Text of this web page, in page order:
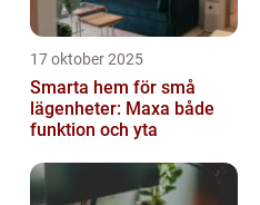
17 oktober 2025
Smarta hem för små
lägenheter: Maxa både
funktion och yta